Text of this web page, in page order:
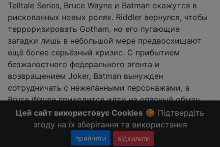
Telltale Series, Bruce Wayne и Batman окажутся в
рискованных новых ролях. Riddler вернулся, чтобы
терроризировать Gotham, но его пугающие
загадки лишь в небольшой мере предвосхищают
ещё более серьёзный кризис. С прибытием
безжалостного федерального агента и
возвращением Joker, Batman вынужден
сотрудничать с нежеланными персонажами, а
Bruce Wayne приходится идти на опасный обман.
Больше скидок в телеграммt.me/ChinaGoodBuy
Цей сайт використовує Cookies 🍪 Підтвердіть
згоду на їх зберігання та використання
прийняти відхилити